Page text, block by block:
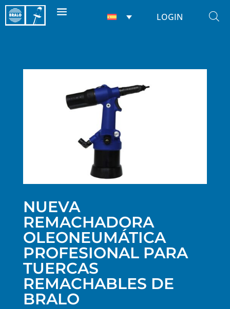
LOGIN
NUEVA
REMACHADORA
OLEONEUMÁTICA
PROFESIONAL PARA
TUERCAS
REMACHABLES DE
BRALO